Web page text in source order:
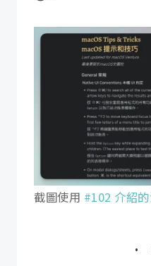
截圖使用 #102 介紹